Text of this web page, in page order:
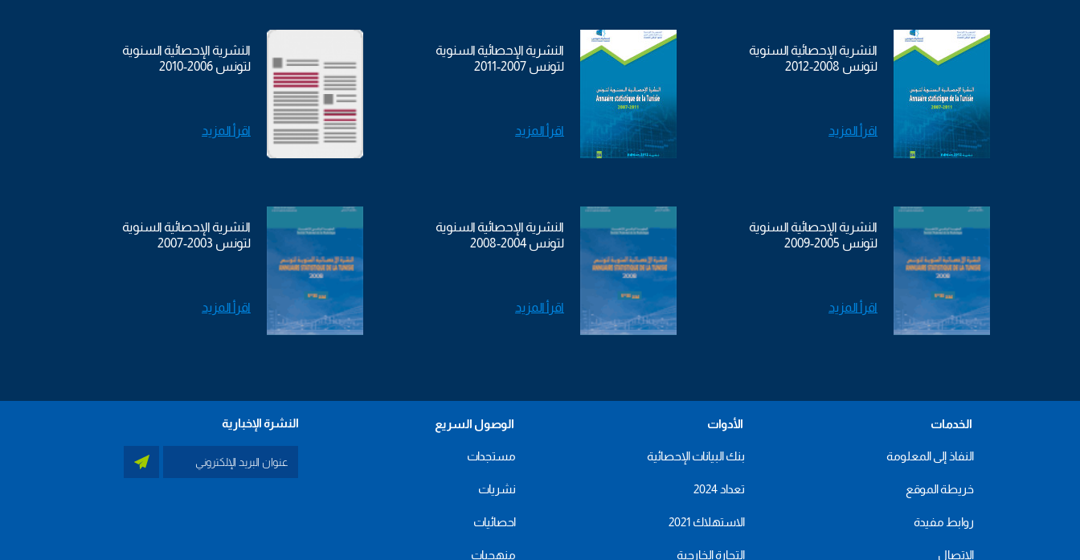
النشرية الإحصائية السنوية
لتونس 2008-2012
اقرأ المزيد
النشرية الإحصائية السنوية
لتونس 2007-2011
اقرأ المزيد
النشرية الإحصائية السنوية
لتونس 2006-2010
اقرأ المزيد
النشرية الإحصائية السنوية
لتونس 2005-2009
اقرأ المزيد
النشرية الإحصائية السنوية
لتونس 2004-2008
اقرأ المزيد
النشرية الإحصائية السنوية
لتونس 2003-2007
اقرأ المزيد
الخدمات
النفاذ إلى المعلومة
خريطة الموقع
روابط مفيدة
الاتصال
الأدوات
بنك البيانات الإحصائية
تعداد 2024
الاستهلاك 2021
التجارة الخارجية
الوصول السريع
مستجدات
نشريات
احصائيات
منهجيات
النشرة الإخبارية